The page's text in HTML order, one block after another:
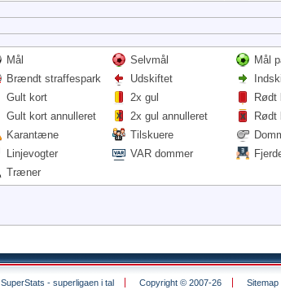
Mål Selvmål
Mål
Brændt straffespark
Udskiftet
Gult kort
2x gul
Rødt
Gult kort annulleret
2x gul annulleret
Rødt
Karantæne
Tilskuere
Linjevogter
VAR dommer
Træner
SuperStats - superligaen i tal Copyright © 2007-26 Sitemap